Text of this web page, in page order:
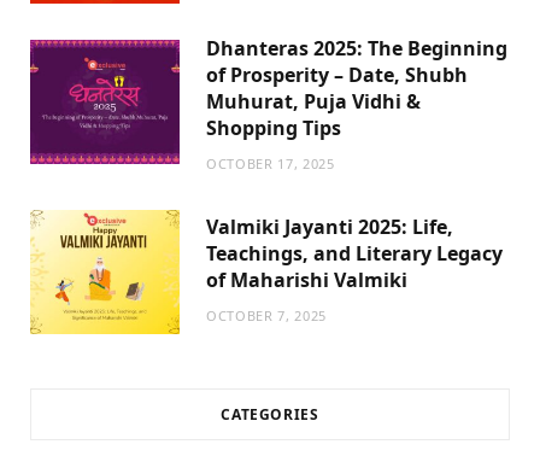
Dhanteras 2025: The Beginning
of Prosperity – Date, Shubh
Muhurat, Puja Vidhi &
Shopping Tips
OCTOBER 17, 2025
Valmiki Jayanti 2025: Life,
Teachings, and Literary Legacy
of Maharishi Valmiki
OCTOBER 7, 2025
CATEGORIES